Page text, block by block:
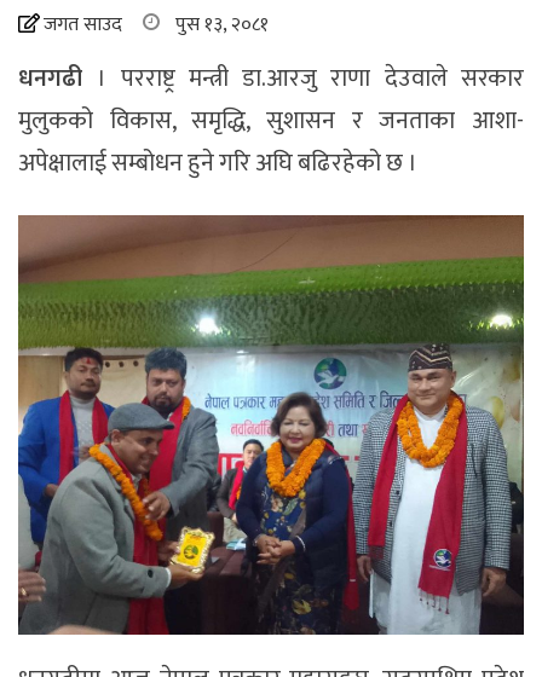
जगत साउद पुस १३, २०८१
धनगढी । परराष्ट्र मन्त्री डा.आरजु राणा देउवाले सरकार
मुलुकको विकास, समृद्धि, सुशासन र जनताका आशा-
अपेक्षालाई सम्बोधन हुने गरि अघि बढिरहेको छ ।